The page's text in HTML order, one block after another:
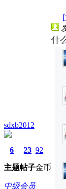
sdxb2012
6
主题
23
帖子
92
金币
中级会员
什